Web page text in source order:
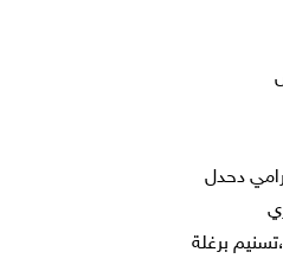
دحدل
برغلة